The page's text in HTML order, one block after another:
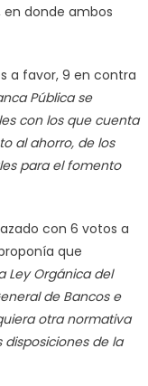
en donde ambos
a favor, 9 en contra
Pública se
con los que cuenta
al ahorro, de los
para el fomento
con 6 votos a
que
Ley Orgánica del
de Bancos e
otra normativa
de la